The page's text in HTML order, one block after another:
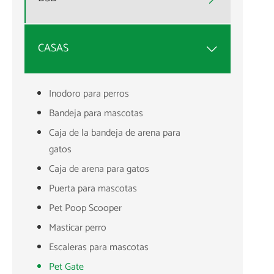
CASAS 
Inodoro para perros
Bandeja para mascotas
Caja de la bandeja de arena para
gatos
Caja de arena para gatos
Puerta para mascotas
Pet Poop Scooper
Masticar perro
Escaleras para mascotas
Pet Gate